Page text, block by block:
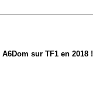
A6Dom sur TF1 en 2018 !